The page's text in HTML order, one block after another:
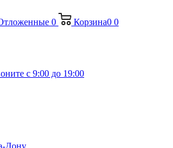
0 Корзина0 0
с 9:00 до 19:00
Дону